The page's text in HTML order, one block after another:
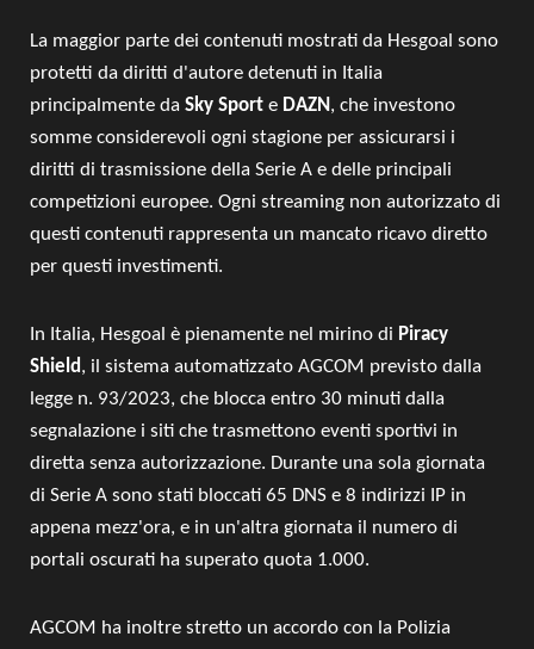
La maggior parte dei contenuti mostrati da Hesgoal sono
protetti da diritti d'autore detenuti in Italia
principalmente da Sky Sport e DAZN, che investono
somme considerevoli ogni stagione per assicurarsi i
diritti di trasmissione della Serie A e delle principali
competizioni europee. Ogni streaming non autorizzato di
questi contenuti rappresenta un mancato ricavo diretto
per questi investimenti.
In Italia, Hesgoal è pienamente nel mirino di Piracy
Shield, il sistema automatizzato AGCOM previsto dalla
legge n. 93/2023, che blocca entro 30 minuti dalla
segnalazione i siti che trasmettono eventi sportivi in
diretta senza autorizzazione. Durante una sola giornata
di Serie A sono stati bloccati 65 DNS e 8 indirizzi IP in
appena mezz'ora, e in un'altra giornata il numero di
portali oscurati ha superato quota 1.000.
AGCOM ha inoltre stretto un accordo con la Polizia